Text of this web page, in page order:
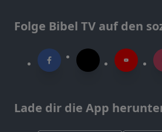
Folge Bibel TV auf den
Lade dir die App